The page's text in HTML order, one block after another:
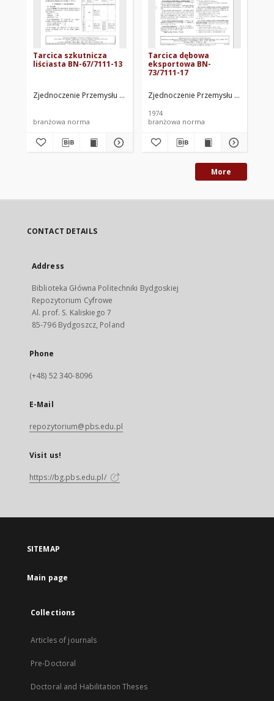
Tarcica szkutnicza
liściasta BN-67/7111-13
Zjednoczenie Przemysłu Tartacznego i Wyrobów Drzewnych. Oprac.
branżowa norma
Tarcica dębowa
eksportowa BN-
73/7111-17
Zjednoczenie Przemysłu
1974
branżowa norma
More
CONTACT DETAILS
Address
Biblioteka Główna Politechniki Bydgoskiej
Repozytorium Cyfrowe
Al. prof. S. Kaliskiego 7
85-796 Bydgoszcz, Poland
Phone
(+48) 52 340-8096
E-Mail
repozytorium@pbs.edu.pl
Visit us!
https://bg.pbs.edu.pl/
SITEMAP
Main page
Collections
Articles of journals
Pre-Doctoral
Doctoral and Habilitation Theses